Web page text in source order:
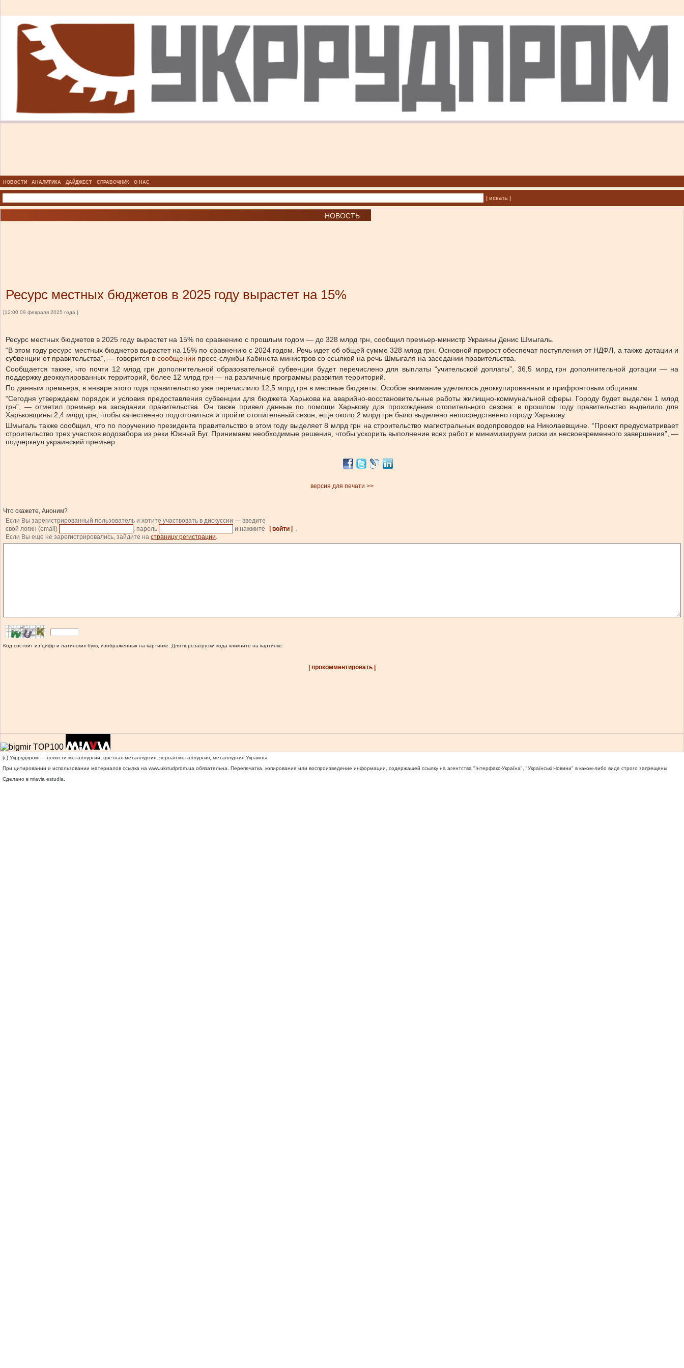
НОВОСТИ АНАЛИТИКА ДАЙДЖЕСТ СПРАВОЧНИК О НАС
| искать |
НОВОСТЬ
Ресурс местных бюджетов в 2025 году вырастет на 15%
[12:00 09 февраля 2025 года ]
Ресурс местных бюджетов в 2025 году вырастет на 15% по сравнению с прошлым годом — до 328 млрд грн, сообщил премьер-министр Украины Денис Шмыгаль.
“В этом году ресурс местных бюджетов вырастет на 15% по сравнению с 2024 годом. Речь идет об общей сумме 328 млрд грн. Основной прирост обеспечат поступления от НДФЛ, а также дотации и
субвенции от правительства”, — говорится в сообщении пресс-службы Кабинета министров со ссылкой на речь Шмыгаля на заседании правительства.
Сообщается также, что почти 12 млрд грн дополнительной образовательной субвенции будет перечислено для выплаты “учительской доплаты”, 36,5 млрд грн дополнительной дотации — на
поддержку деоккупированных территорий, более 12 млрд грн — на различные программы развития территорий.
По данным премьера, в январе этого года правительство уже перечислило 12,5 млрд грн в местные бюджеты. Особое внимание уделялось деоккупированным и прифронтовым общинам.
“Сегодня утверждаем порядок и условия предоставления субвенции для бюджета Харькова на аварийно-восстановительные работы жилищно-коммунальной сферы. Городу будет выделен 1 млрд
грн”, — отметил премьер на заседании правительства. Он также привел данные по помощи Харькову для прохождения отопительного сезона: в прошлом году правительство выделило для
Харьковщины 2,4 млрд грн, чтобы качественно подготовиться и пройти отопительный сезон, еще около 2 млрд грн было выделено непосредственно городу Харькову.
Шмыгаль также сообщил, что по поручению президента правительство в этом году выделяет 8 млрд грн на строительство магистральных водопроводов на Николаевщине. “Проект предусматривает
строительство трех участков водозабора из реки Южный Буг. Принимаем необходимые решения, чтобы ускорить выполнение всех работ и минимизируем риски их несвоевременного завершения”, —
подчеркнул украинский премьер.
версия для печати >>
Что скажете, Аноним?
Если Вы зарегистрированный пользователь и хотите участвовать в дискуссии — введите
свой логин (email)
, пароль и нажмите | войти |
.
Если Вы еще не зарегистрировались, зайдите на страницу регистрации.
Код состоит из цифр и латинских букв, изображенных на картинке. Для перезагрузки кода кликните на картинке.
| прокомментировать |
(c) Укррудпром — новости металлургии: цветная металлургия, черная металлургия, металлургия Украины
При цитировании и использовании материалов ссылка на www.ukrrudprom.ua обязательна. Перепечатка, копирование или воспроизведение информации, содержащей ссылку на агентства "Iнтерфакс-Україна", "Українськi Новини" в каком-либо виде строго запрещены
Сделано в miavia estudia.